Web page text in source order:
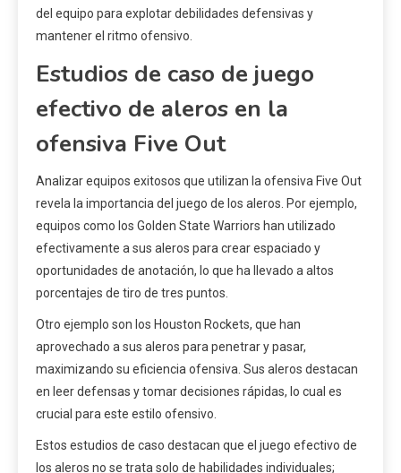
del equipo para explotar debilidades defensivas y
mantener el ritmo ofensivo.
Estudios de caso de juego
efectivo de aleros en la
ofensiva Five Out
Analizar equipos exitosos que utilizan la ofensiva Five Out
revela la importancia del juego de los aleros. Por ejemplo,
equipos como los Golden State Warriors han utilizado
efectivamente a sus aleros para crear espaciado y
oportunidades de anotación, lo que ha llevado a altos
porcentajes de tiro de tres puntos.
Otro ejemplo son los Houston Rockets, que han
aprovechado a sus aleros para penetrar y pasar,
maximizando su eficiencia ofensiva. Sus aleros destacan
en leer defensas y tomar decisiones rápidas, lo cual es
crucial para este estilo ofensivo.
Estos estudios de caso destacan que el juego efectivo de
los aleros no se trata solo de habilidades individuales;